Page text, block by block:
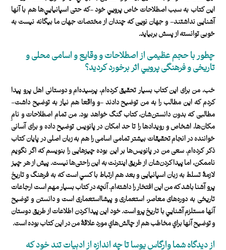
اين كتاب به سبب اصطلاحات خاص پرويي خود -كه حتی اسپانيايي‌ها هم با آنها
آشنايی نداشتند- و جهان نويی كه چندان از مختصات جهان ما بيگانه نيست به
خوبی توانسته از پسش بربيايد.
چطور با حجم عظيمی از اصطلاحات و وقايع و اسامی محلی و
تاريخی و فرهنگی پرويي اثر برخورد كرديد؟
خب، من برای اين كتاب بسيار تحقيق كرده‌ام، پرسيده‌ام و دوستانی اهل پرو پيدا
كردم كه اين مطالب را به من توضيح دادند -و واقعا هم‌ نياز به توضيح داشت-
مطالبی كه بدون دانستن‌شان، كتاب گنگ خواهد بود. من تمام اصطلاحات و نام‌ِ
مكان‌ها، اشخاص و رويدادها را تا حد امكان در پانويس توضيح داده‌ و برای آسانی
خواننده در انجام تحقيقات بيشتر تمامی اسامی را هم به زبان اصلی در پايان كتاب
ذكر كرده‌ام. سعی من در پانويس‌ها بر اين بوده چيزهايی را بنويسم كه اگر نگويم
ناممكن، اما پيدا كردن‌شان از طريق اينترنت به اين راحتی‌ها نيست. پيش از هر چيز
لازمۀ تسلط به زبان اسپانيايی و بعد هم ارتباط با كسي است كه به فرهنگ و تاريخ
پرو آشنا باشد كه من اين افتخار را داشته‌ام. آنچه در كتاب بسيار مهم است ارجاعات
تاريخی به دوره‌های معاصر، استعماری و پيشااستعماری است و دانستن و توضيح
آنها مستلزم آشنايي با تاريخ پرو است. خود اين پيدا كردن اطلاعات از طريق دوستان
و توضيح آنها براي مخاطب هم از چالش‌هاي مورد علاقۀ من در اين كتاب بوده است.
از ديدگاه شما وارگاس‌ يوسا تا چه اندازه از ادبيات تند خود كه